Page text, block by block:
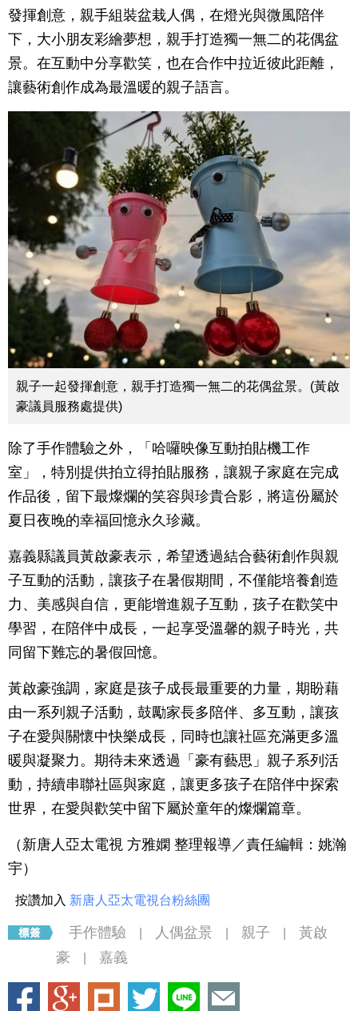
發揮創意，親手組裝盆栽人偶，在燈光與微風陪伴
下，大小朋友彩繪夢想，親手打造獨一無二的花偶盆
景。在互動中分享歡笑，也在合作中拉近彼此距離，
讓藝術創作成為最溫暖的親子語言。
親子一起發揮創意，親手打造獨一無二的花偶盆景。(黃啟
豪議員服務處提供)
除了手作體驗之外，「哈囉映像互動拍貼機工作
室」，特別提供拍立得拍貼服務，讓親子家庭在完成
作品後，留下最燦爛的笑容與珍貴合影，將這份屬於
夏日夜晚的幸福回憶永久珍藏。
嘉義縣議員黃啟豪表示，希望透過結合藝術創作與親
子互動的活動，讓孩子在暑假期間，不僅能培養創造
力、美感與自信，更能增進親子互動，孩子在歡笑中
學習，在陪伴中成長，一起享受溫馨的親子時光，共
同留下難忘的暑假回憶。
黃啟豪強調，家庭是孩子成長最重要的力量，期盼藉
由一系列親子活動，鼓勵家長多陪伴、多互動，讓孩
子在愛與關懷中快樂成長，同時也讓社區充滿更多溫
暖與凝聚力。期待未來透過「豪有藝思」親子系列活
動，持續串聯社區與家庭，讓更多孩子在陪伴中探索
世界，在愛與歡笑中留下屬於童年的燦爛篇章。
（新唐人亞太電視 方雅嫻 整理報導／責任編輯：姚瀚
宇）
按讚加入 新唐人亞太電視台粉絲團
手作體驗 人偶盆景 親子
黃啟
豪
嘉義